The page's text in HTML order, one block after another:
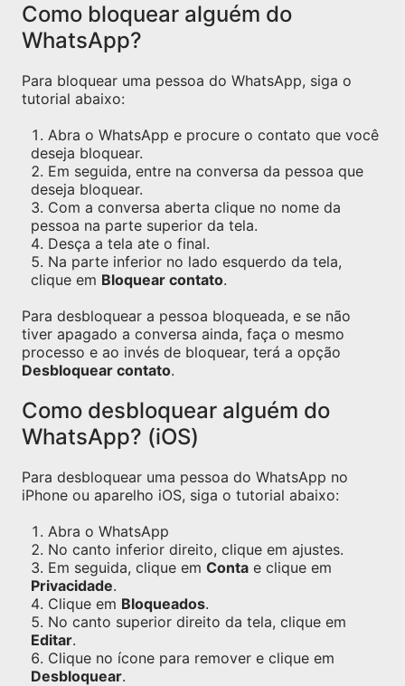
Como bloquear alguém do
WhatsApp?
Para bloquear uma pessoa do WhatsApp, siga o
tutorial abaixo:
Abra o WhatsApp e procure o contato que você
deseja bloquear.
Em seguida, entre na conversa da pessoa que
deseja bloquear.
Com a conversa aberta clique no nome da
pessoa na parte superior da tela.
Desça a tela ate o final.
Na parte inferior no lado esquerdo da tela,
clique em Bloquear contato.
Para desbloquear a pessoa bloqueada, e se não
tiver apagado a conversa ainda, faça o mesmo
processo e ao invés de bloquear, terá a opção
Desbloquear contato.
Como desbloquear alguém do
WhatsApp? (iOS)
Para desbloquear uma pessoa do WhatsApp no
iPhone ou aparelho iOS, siga o tutorial abaixo:
Abra o WhatsApp
No canto inferior direito, clique em ajustes.
Em seguida, clique em Conta e clique em
Privacidade.
Clique em Bloqueados.
No canto superior direito da tela, clique em
Editar.
Clique no ícone para remover e clique em
Desbloquear.